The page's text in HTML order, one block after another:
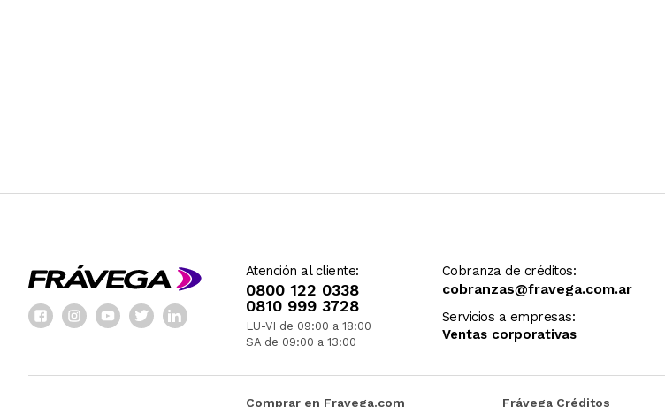
Atención al cliente:
0800 122 0338
0810 999 3728
LU-VI de 09:00 a 18:00
SA de 09:00 a 13:00
Cobranza de créditos:
cobranzas@fravega.com.ar
Servicios a empresas:
Ventas corporativas
Comprar en Fravega.com Frávega Créditos